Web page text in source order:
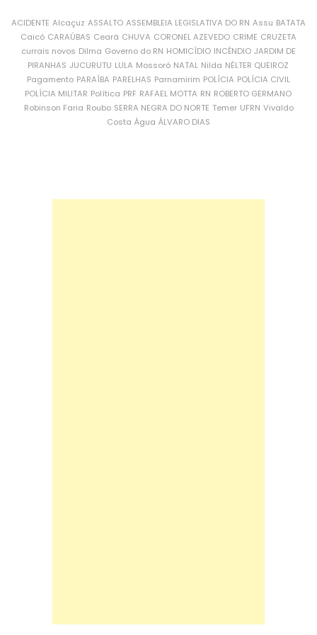
ACIDENTE Alcaçuz ASSALTO ASSEMBLEIA LEGISLATIVA DO RN Assu BATATA
Caicó CARAÚBAS Ceará CHUVA CORONEL AZEVEDO CRIME CRUZETA
currais novos Dilma Governo do RN HOMICÍDIO INCÊNDIO JARDIM DE
PIRANHAS JUCURUTU LULA Mossoró NATAL Nilda NÉLTER QUEIROZ
Pagamento PARAÍBA PARELHAS Parnamirim POLÍCIA POLÍCIA CIVIL
POLÍCIA MILITAR Política PRF RAFAEL MOTTA RN ROBERTO GERMANO
Robinson Faria Roubo SERRA NEGRA DO NORTE Temer UFRN Vivaldo
Costa Água ÁLVARO DIAS